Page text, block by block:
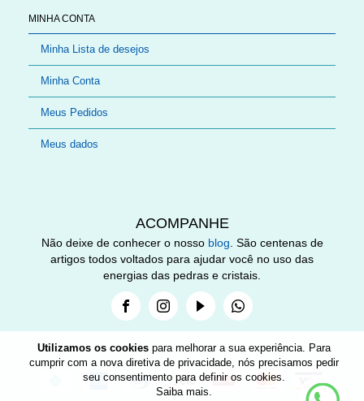
Utilizamos os cookies para melhorar a sua experiência. Para
cumprir com a nova diretiva de privacidade, nós precisamos pedir
seu consentimento para definir os cookies.
Saiba mais.
MINHA CONTA
Minha Lista de desejos
Minha Conta
Meus Pedidos
Meus dados
ACOMPANHE
Não deixe de conhecer o nosso blog. São centenas de
artigos todos voltados para ajudar você no uso das
energias das pedras e cristais.
FacebookInstagramYoutubeWhatsapp